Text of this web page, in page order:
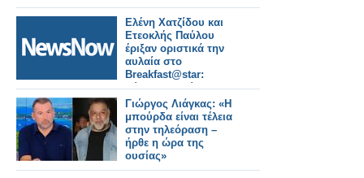
Ελένη Χατζίδου και
Ετεοκλής Παύλου
έριξαν οριστικά την
αυλαία στο
Breakfast@star:
Εύχομαι καλύτερες
μέρες για την
τηλεόραση
Γιώργος Λιάγκας: «Η
μπούρδα είναι τέλεια
στην τηλεόραση –
ήρθε η ώρα της
ουσίας»